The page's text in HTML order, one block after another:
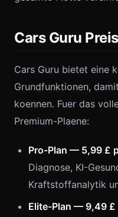
Cars Guru
Cars Guru bietet eine
Grundfunktionen,
koennen. Fuer das
Premium-Plaene:
Pro-Plan — 5,99 £
Diagnose, KI-
Kraftstoffanalytik
Elite-Plan — 9,49 £